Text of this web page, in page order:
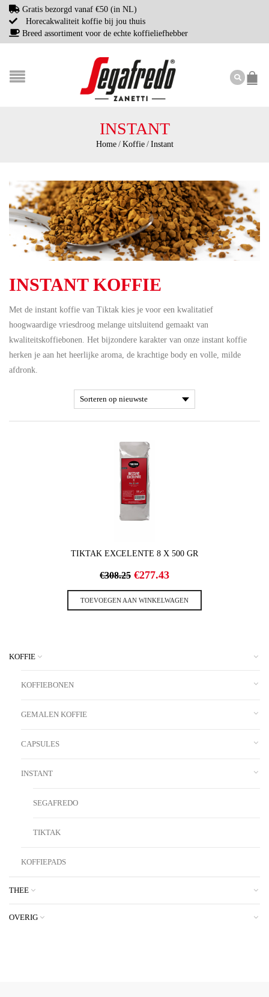
Gratis bezorgd vanaf €50 (in NL)
Horecakwaliteit koffie bij jou thuis
Breed assortiment voor de echte koffieliefhebber
INSTANT
Home / Koffie / Instant
INSTANT KOFFIE
Met de instant koffie van Tiktak kies je voor een kwalitatief
hoogwaardige vriesdroog melange uitsluitend gemaakt van
kwaliteitskoffiebonen. Het bijzondere karakter van onze instant koffie
herken je aan het heerlijke aroma, de krachtige body en volle, milde
afdronk.
TIKTAK EXCELENTE 8 X 500 GR
€308.25 Oorspronkelijke
was:
€308.25.
€277.43Huidige
is:
€277.43.
TOEVOEGEN AAN WINKELWAGEN
KOFFIE
KOFFIEBONEN
GEMALEN KOFFIE
CAPSULES
INSTANT
SEGAFREDO
TIKTAK
KOFFIEPADS
THEE
OVERIG